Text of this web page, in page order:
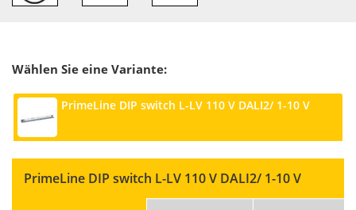
Wählen Sie eine Variante:
PrimeLine DIP switch L-LV 110 V DALI2/ 1-10 V
PrimeLine DIP switch L-LV 110 V DALI2/ 1-10 V